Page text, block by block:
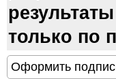
только по